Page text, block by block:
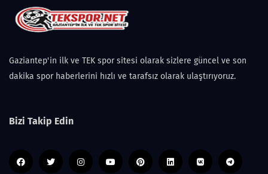
Gaziantep'in ilk ve TEK spor sitesi olarak sizlere güncel ve son
dakika spor haberlerini hızlı ve tarafsız olarak ulaştırıyoruz.
Bizi Takip Edin